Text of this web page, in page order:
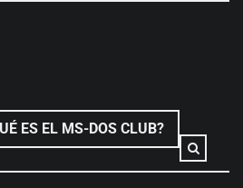
ES EL MS-DOS CLUB?